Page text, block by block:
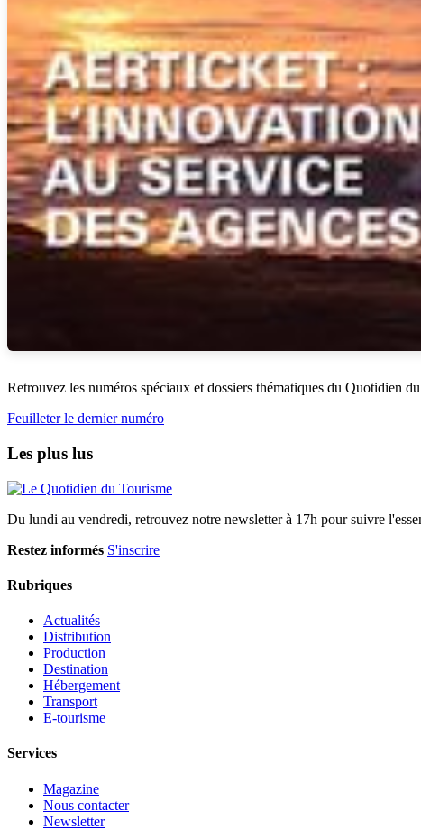
Retrouvez les numéros spéciaux et dossiers thématiques du Quotidien
Feuilleter le dernier numéro
Les plus lus
Du lundi au vendredi, retrouvez notre newsletter à 17h pour suivre
Restez informés S'inscrire
Rubriques
Actualités
Distribution
Production
Destination
Hébergement
Transport
E-tourisme
Services
Magazine
Nous contacter
Newsletter